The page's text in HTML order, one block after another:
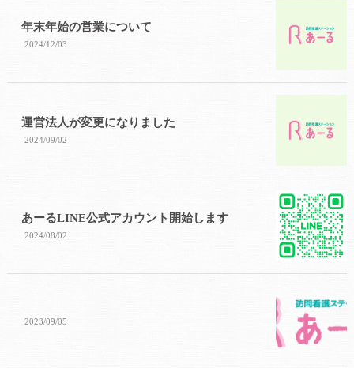
年末年始の営業について
2024/12/03
運営法人が変更になりました
2024/09/02
あーるLINE公式アカウント開始します
2024/08/02
2023/09/05